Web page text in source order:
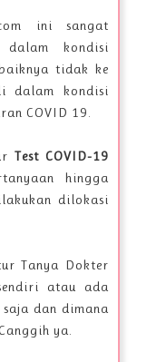
ini sangat
kondisi
tidak ke
dalam kondisi
COVID 19.
Test COVID-19
hingga
dilokasi
Tanya Dokter
atau ada
dan dimana
ya.